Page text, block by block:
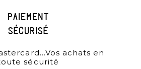
paiement
sécurisé
achats en
sécurité